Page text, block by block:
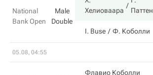
National
Bank Open
Male
Double
Хелиоваара
Паттен
I. Buse Ф. Коболли
05.08, 04:55
Флавио Коболли